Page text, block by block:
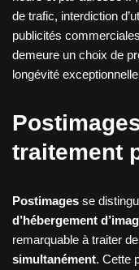
de trafic, interdiction
publicités
demeure un choix de
longévité
traitement
Postimages se
d’hébergement
remarquable à traiter de
simultanément. Cette